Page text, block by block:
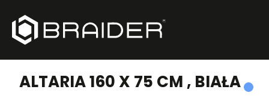
ALTARIA 160 X 75 CM , BIAŁA